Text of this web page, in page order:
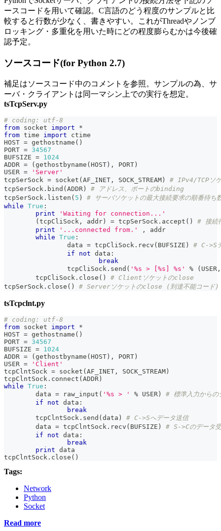
ースコードを用いて確認。C言語のどう程度のサンプルと比
較すると行数が少なく、書きやすい。これがThreadやノンブ
ロッキング・多重化を用いた時にどの程度膨らむかは今後確
認予定。
ソースコード(for Python 2.7)
補足はソースコード中のコメントを参照。サンプルの為、サ
ーバ・クライアントは同一マシン上での実行を想定。
tsTcpServ.py
# coding: utf-8
from socket import
*
from time import ctime
HOST = gethostname ( )
PORT = 34567
BUFSIZE = 1024
ADDR = (gethostbyname (HOST) , PORT)
USER =
'Server'
tcpSerSock = socket (AF_INET , SOCK_STREAM)
# IPv4/TCPソケ
tcpSerSock . bind (ADDR )
# アドレス、ポートのbinding
tcpSerSock . listen ( 5 )
# サーバソケットの最大接続要求の順番待ち
while True :
print
'Waiting for connection...'
(tcpCliSock , addr) = tcpSerSock . accept ( )
# 接続
print
'...connected from.' ,
addr
while True :
		data
= tcpCliSock . recv ( BUFSIZE )
# C->S
if
not data :
break
		tcpCliSock
. send ( '%s > [%s] %s' % ( USER ,
	tcpCliSock
. close ( )
# Clientソケットのclose
tcpSerSock . close ( ) # Serverソケットのclose (到達不能コード)
tsTcpclnt.py
# coding: utf-8
from socket import
*
HOST = gethostname ( )
PORT = 34567
BUFSIZE = 1024
ADDR = (gethostbyname (HOST) , PORT)
USER =
'Client'
tcpClntSock = socket (AF_INET , SOCK_STREAM)
tcpClntSock . connect (ADDR )
while True :
	data
= raw_input ( '%s > ' % USER )
# 標準入力からの
if
not data :
break
	tcpClntSock
. send (data )
# C->Sへデータ送信
	data
= tcpClntSock . recv ( BUFSIZE )
# S->Cのデータ
if
not data :
break
print data
tcpClntSock . close ( )
Tags:
Network
Python
Socket
Read more